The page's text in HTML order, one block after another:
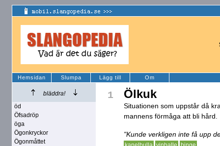
Hemsidan Slumpa Lägg till Om
bläddra!
öd
Öfsadröp
öga
Ögonkryckor
Ögonmåttet
1 Ölkuk
Situationen som uppstår då
mannens förmåga att bli hård.
"Kunde verkligen inte få upp